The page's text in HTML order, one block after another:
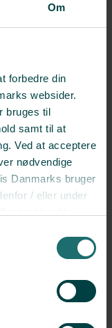
Om
forbedre din
websider.
bruges til
samt til at
Ved at acceptere
nødvendige
Danmarks bruger
/ eller under
at visse sider,
- P4 Regionale
sendt på
d. 14.
for